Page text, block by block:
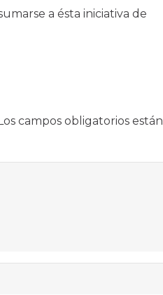
a ésta iniciativa de
campos obligatorios están